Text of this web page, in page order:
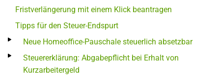
Fristverlängerung mit einem Klick beantragen
Tipps für den Steuer-Endspurt
Neue Homeoffice-Pauschale steuerlich absetzbar
Steuererklärung: Abgabepflicht bei Erhalt von
Kurzarbeitergeld